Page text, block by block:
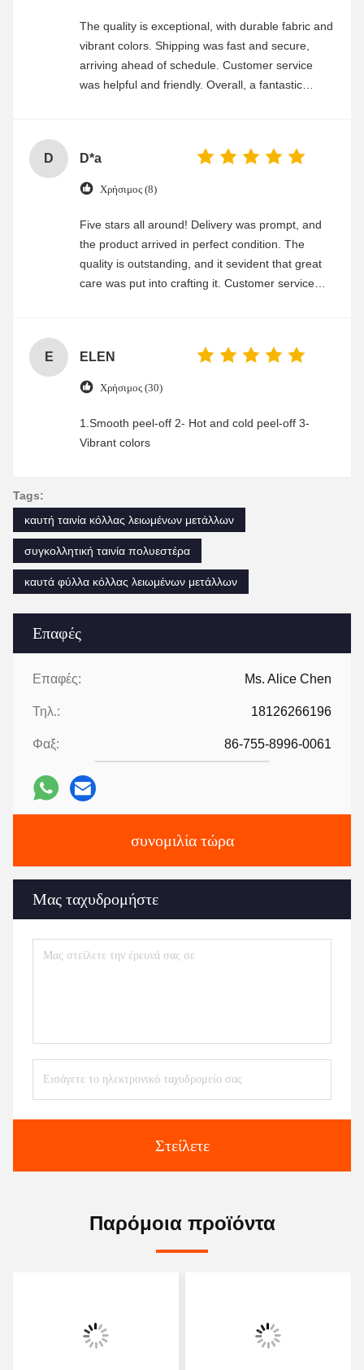
Επαφές
Επαφές: Ms. Alice Chen
Τηλ.: 18126266196
Φαξ: 86-755-8996-0061
συνομιλία τώρα
Μας ταχυδρομήστε
Στείλετε
The quality is exceptional, with durable fabric and
vibrant colors. Shipping was fast and secure,
arriving ahead of schedule. Customer service
was helpful and friendly. Overall, a fantastic
D D*a
Χρήσιμος (8)
Five stars all around! Delivery was prompt, and
the product arrived in perfect condition. The
quality is outstanding, and it sevident that great
care was put into crafting it. Customer service
E ELEN
Χρήσιμος (30)
1.Smooth peel-off 2- Hot and cold peel-off 3-
Vibrant colors
Tags:
καυτή ταινία κόλλας λειωμένων μετάλλων
συγκολλητική ταινία πολυεστέρα
καυτά φύλλα κόλλας λειωμένων μετάλλων
Παρόμοια προϊόντα